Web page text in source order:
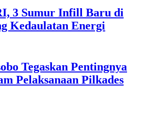
3 Sumur Infill Baru di
Kedaulatan Energi
Tegaskan Pentingnya
Pelaksanaan Pilkades